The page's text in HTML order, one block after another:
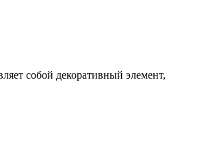
собой декоративный элемент,